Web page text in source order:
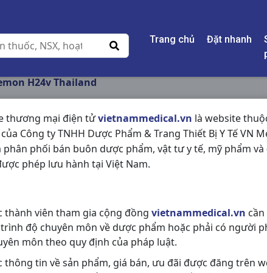
Trang chủ Đặt nhanh
thương mại điện tửvietnammedical.vn là website
Công ty TNHH Dược Phẩm & Trang Thiết Bị Y Tế VN
phân phối bán buôn dược phẩm, vật tư y tế, mỹ phẩm và
phép lưu hành tại Việt Nam.
thành viên tham gia cộng đồng vietnammedical.vn
độ chuyên môn về dược phẩm hoặc phải có người
môn theo quy định của pháp luật.
thông tin về sản phẩm, giá bán, ưu đãi được đăng trên
H24v Thailand
STREPSILS HONEY
THAILAND
Nhóm hàng:Hô Hấp,
Chia sẻ qua mạng xã hội: